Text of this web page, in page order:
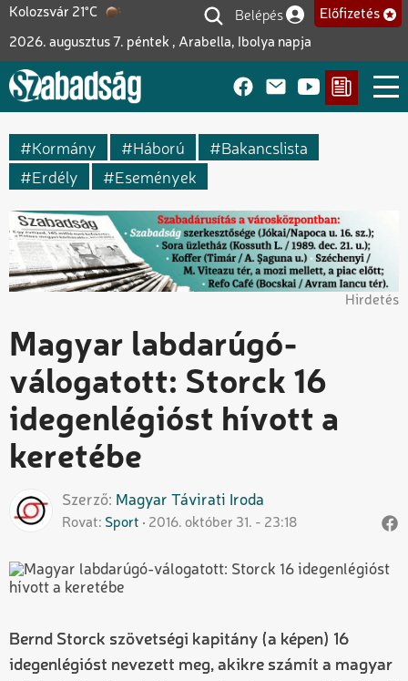
Ugrás
tartalomra
Kolozsvár 21°C
2026. augusztus 7. péntek , Arabella, Ibolya napja
Felhasználói fiók
Belépés Előfizetés
Kormány Háború
Bakancslista
Erdély
Események
Hirdetés
Magyar labdarúgó-
válogatott: Storck 16
idegenlégióst hívott a
keretébe
Szerző Magyar Távirati Iroda
Rovat Sport 2016. október 31. - 23:18
Bernd Storck szövetségi kapitány (a képen) 16
idegenlégióst nevezett meg, akikre számít a magyar